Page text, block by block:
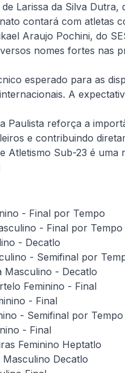
Larissa da Silva Dutra,
contará com atletas
Araujo Pochini, do
nomes fortes nas
esperado para as
A
Paulista reforça a
e contribuindo
Atletismo Sub-23 é
- Final por Tempo
- Final por Tempo
- Decatlo
- Semifinal por
Masculino - Decatlo
Feminino - Final
- Final
- Semifinal por Tempo
- Final
Feminino Heptatlo
Decatlo